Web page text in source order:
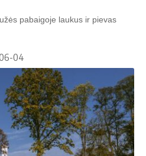
pabaigoje laukus ir pievas
04